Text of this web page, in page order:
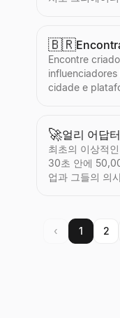
🇧🇷
Encontre
cidade e
🚀얼리 어답
최초의 이상적
30초 안에
업과 그들의 의
‹ 1 2